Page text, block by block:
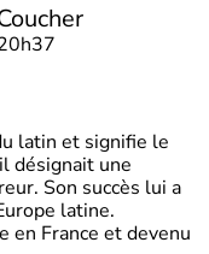
latin et signifie le
désignait une
Son succès lui a
latine.
en France et devenu